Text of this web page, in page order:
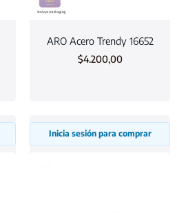
ARO Acero Trendy 16652
$4.200,00
Inicia sesión para comprar